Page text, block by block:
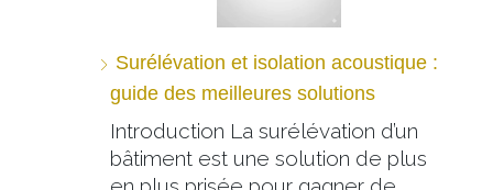
Surélévation et isolation acoustique :
guide des meilleures solutions
Introduction La surélévation d’un
bâtiment est une solution de plus